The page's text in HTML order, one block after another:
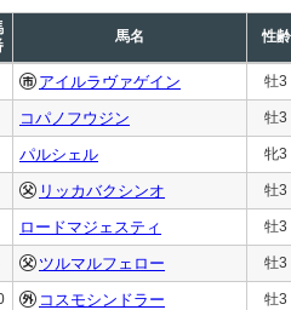
馬名 性齢
アイルラヴァゲイン 牡3
コパノフウジン 牡3
パルシェル 牝3
リッカバクシンオ 牡3
ロードマジェスティ 牡3
ツルマルフェロー 牡3
コスモシンドラー 牡3